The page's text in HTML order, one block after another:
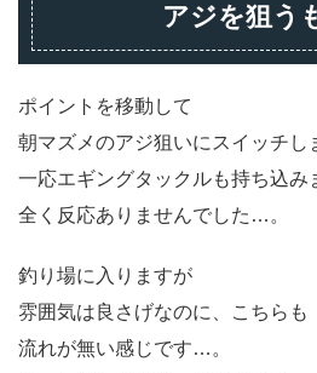
アジを狙う
ポイントを移動して
朝マズメのアジ狙いにスイッチし
一応エギングタックルも持ち込み
全く反応ありませんでした…。
釣り場に入りますが
雰囲気は良さげなのに、こちらも
流れが無い感じです…。